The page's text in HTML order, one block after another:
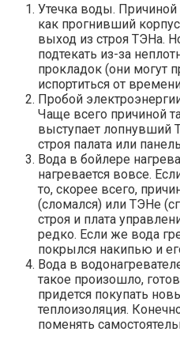
Утечка воды.
как прогнивший
выход из строя ТЭНа.
подтекать из-за
прокладок (они могут
испортиться от
Пробой
Чаще всего причиной
выступает лопнувший
строя палата или
Вода в бойлере
нагревается вовсе.
то, скорее всего,
(сломался) или ТЭНе
строя и плата
редко. Если же вода
покрылся накипью и
Вода в
такое произошло,
придется покупать
теплоизоляция.
поменять